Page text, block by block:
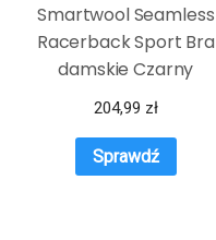
Smartwool Seamless
Racerback Sport Bra
damskie Czarny
204,99 zł
Sprawdź